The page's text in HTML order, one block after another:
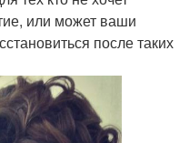
или может ваши
после таких